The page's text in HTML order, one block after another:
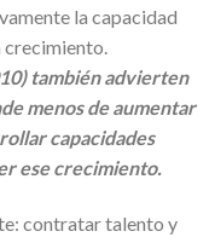
la capacidad
crecimiento.
también advierten
menos de aumentar
capacidades
ese crecimiento.
contratar talento y